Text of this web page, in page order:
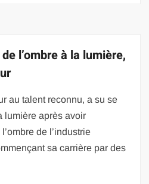
l’ombre à la lumière,
au talent reconnu, a su se
lumière après avoir
de l’industrie
sa carrière par des